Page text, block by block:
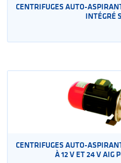
CENTRIFUGES AUTO-
INTÉGRÉ
CENTRIFUGES AUTO-
À 12 V ET 24 V AIG